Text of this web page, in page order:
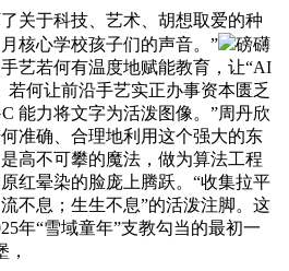
于科技、艺术、胡想取爱的种
核心学校孩子们的声音。”
磅礴
艺若何有温度地赋能教育，让“AI
若何让前沿手艺实正办事资本匮乏
能力将文字为活泼图像。”周丹欣
准确、合理地利用这个强大的东
高不可攀的魔法，做为算法工程
红晕染的脸庞上腾跃。“收集拉平
不息；生生不息”的活泼注脚。这
年“雪域童年”支教勾当的最初一